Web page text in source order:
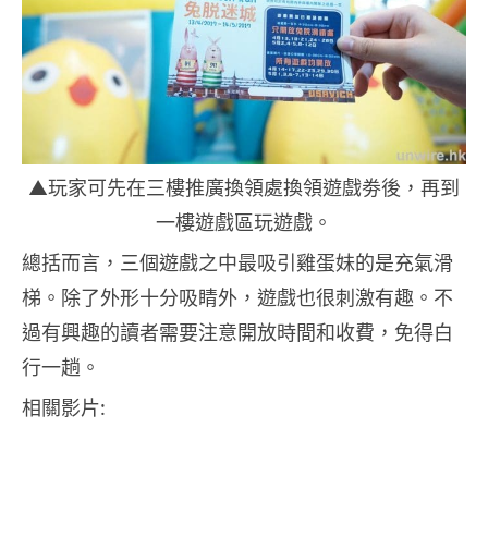
▲玩家可先在三樓推廣換領處換領遊戲劵後，再到
一樓遊戲區玩遊戲。
總括而言，三個遊戲之中最吸引雞蛋妹的是充氣滑
梯。除了外形十分吸睛外，遊戲也很刺激有趣。不
過有興趣的讀者需要注意開放時間和收費，免得白
行一趟。
相關影片: